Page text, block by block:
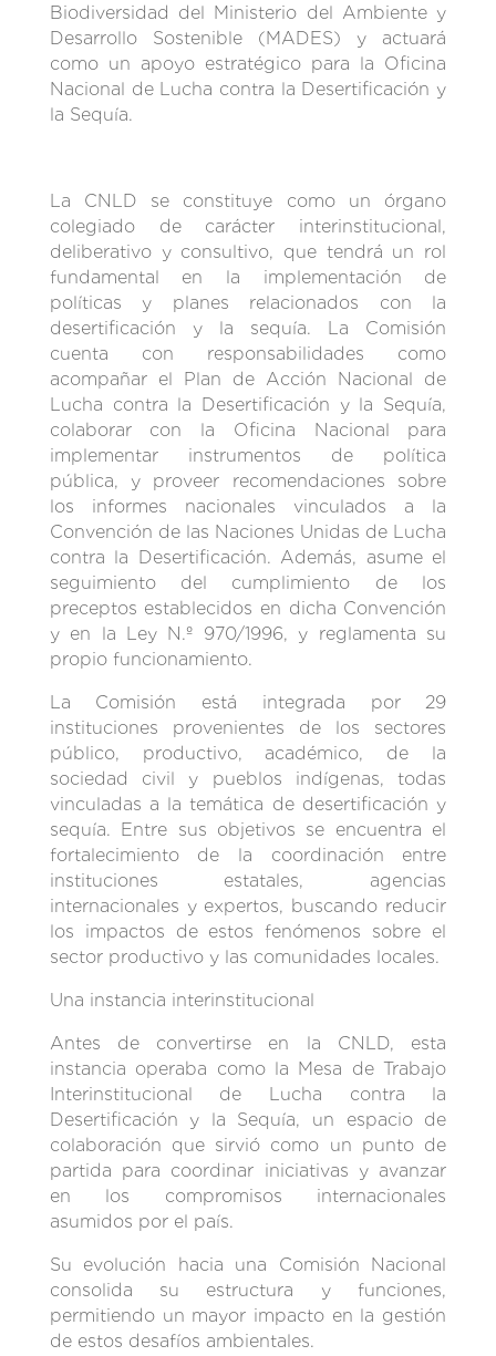
Biodiversidad del Ministerio del Ambiente y
Desarrollo Sostenible (MADES) y actuará
como un apoyo estratégico para la Oficina
Nacional de Lucha contra la Desertificación y
la Sequía.
La CNLD se constituye como un órgano
colegiado de carácter interinstitucional,
deliberativo y consultivo, que tendrá un rol
fundamental en la implementación de
políticas y planes relacionados con la
desertificación y la sequía. La Comisión
cuenta con responsabilidades como
acompañar el Plan de Acción Nacional de
Lucha contra la Desertificación y la Sequía,
colaborar con la Oficina Nacional para
implementar instrumentos de política
pública, y proveer recomendaciones sobre
los informes nacionales vinculados a la
Convención de las Naciones Unidas de Lucha
contra la Desertificación. Además, asume el
seguimiento del cumplimiento de los
preceptos establecidos en dicha Convención
y en la Ley N.º 970/1996, y reglamenta su
propio funcionamiento.
La Comisión está integrada por 29
instituciones provenientes de los sectores
público, productivo, académico, de la
sociedad civil y pueblos indígenas, todas
vinculadas a la temática de desertificación y
sequía. Entre sus objetivos se encuentra el
fortalecimiento de la coordinación entre
instituciones estatales, agencias
internacionales y expertos, buscando reducir
los impactos de estos fenómenos sobre el
sector productivo y las comunidades locales.
Una instancia interinstitucional
Antes de convertirse en la CNLD, esta
instancia operaba como la Mesa de Trabajo
Interinstitucional de Lucha contra la
Desertificación y la Sequía, un espacio de
colaboración que sirvió como un punto de
partida para coordinar iniciativas y avanzar
en los compromisos internacionales
asumidos por el país.
Su evolución hacia una Comisión Nacional
consolida su estructura y funciones,
permitiendo un mayor impacto en la gestión
de estos desafíos ambientales.